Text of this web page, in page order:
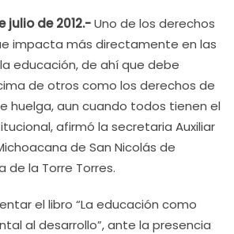
julio de 2012.-Uno de los derechos
impacta más directamente en las
educación, de ahí que debe
de otros como los derechos de
huelga, aun cuando todos tienen el
afirmó la secretaria Auxiliar
de San Nicolás de
de la Torre Torres.
el libro “La educación como
al desarrollo”, ante la presencia